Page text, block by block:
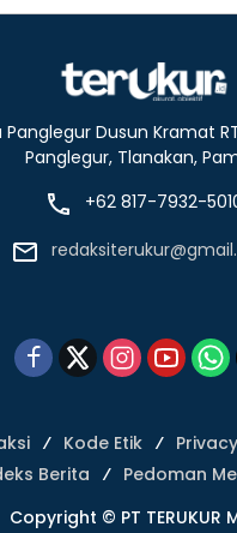
Panglegur Dusun Kramat
Panglegur, Tlanakan,
+62 817-7932-
Kode Etik
Berita
Pedoman
Copyright © PT TERUKUR